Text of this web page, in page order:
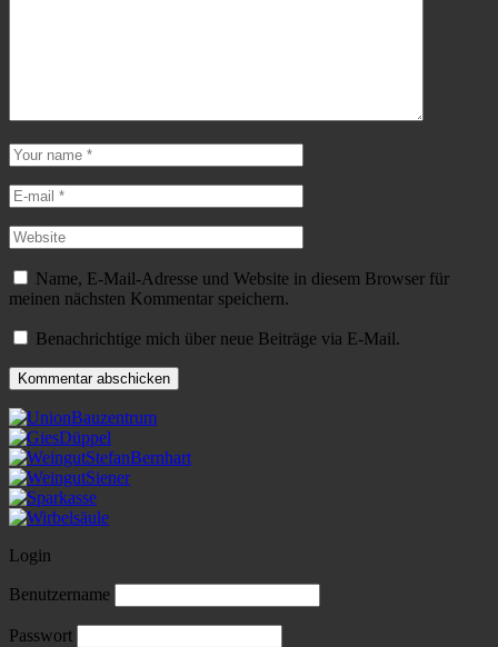
Name, E-Mail-Adresse und Website in diesem Browser für
meinen nächsten Kommentar speichern.
Benachrichtige mich über neue Beiträge via E-Mail.
Login
Benutzername
Passwort